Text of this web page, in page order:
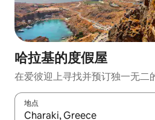
哈拉基的度假屋
在爱彼迎上寻找并预订独一无二
地点
如有搜索结果，请使用上下方向